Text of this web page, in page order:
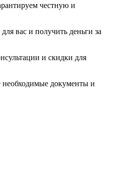
честную и
вас и получить деньги за
и скидки для
документы и